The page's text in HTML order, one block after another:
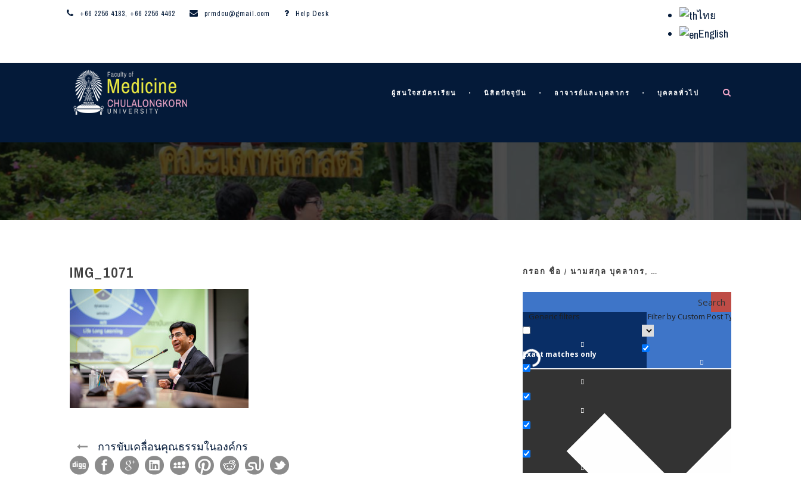
+66 2256 4183, +66 2256 4462 prmdcu@gmail.com Help Desk
ไทย
English
ผู้สนใจสมัครเรียน นิสิตปัจจุบัน อาจารย์และบุคลากร บุคคลทั่วไป
IMG_1071
การขับเคลื่อนคุณธรรมในองค์กร
กรอก ชื่อ / นามสกุล บุคลากร, …
Search
Generic filters
Exact matches only
Filter by Custom Post Type